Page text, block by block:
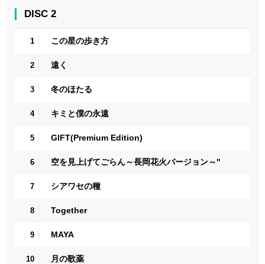
DISC 2
1 この星の歩き方
2 遠く
3 冬のほたる
4 キミと僕の永遠
5 GIFT(Premium Edition)
6 空を見上げてごらん～長岡花火バージョン～"
7 シアワセの種
8 Together
9 MAYA
10 月の歌薬